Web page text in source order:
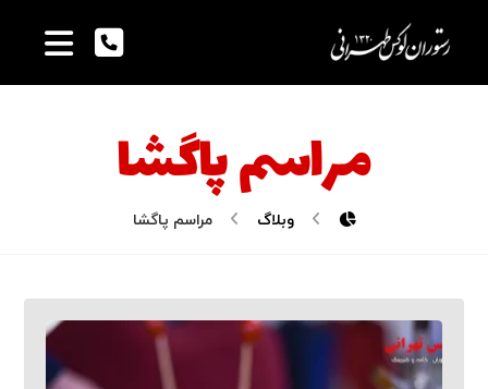
مراسم پاگشا
وبلاگ مراسم پاگشا